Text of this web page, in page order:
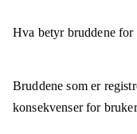
Hva betyr bruddene for
Bruddene som er
konsekvenser for